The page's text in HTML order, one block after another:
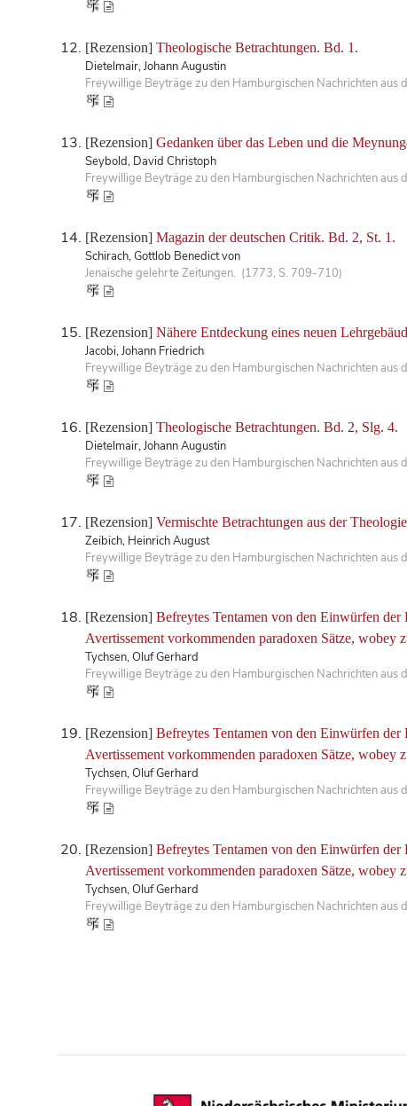
[Rezension] Theologische Betrachtungen. Bd. 1.
Dietelmair, Johann Augustin
Freywillige Beyträge zu den Hamburgischen Nachrichten
[Rezension] Gedanken über das Leben und die
Seybold, David Christoph
Freywillige Beyträge zu den Hamburgischen Nachrichten
[Rezension] Magazin der deutschen Critik. Bd. 2, St. 1.
Schirach, Gottlob Benedict von
Jenaische gelehrte Zeitungen. (1773, S. 709-710)
[Rezension] Nähere Entdeckung eines neuen
Jacobi, Johann Friedrich
Freywillige Beyträge zu den Hamburgischen Nachrichten
[Rezension] Theologische Betrachtungen. Bd. 2, Slg. 4.
Dietelmair, Johann Augustin
Freywillige Beyträge zu den Hamburgischen Nachrichten
[Rezension] Vermischte Betrachtungen aus der
Zeibich, Heinrich August
Freywillige Beyträge zu den Hamburgischen Nachrichten
[Rezension] Befreytes Tentamen von den Einwürfen
Avertissement vorkommenden paradoxen Sätze, wobey
Tychsen, Oluf Gerhard
Freywillige Beyträge zu den Hamburgischen Nachrichten
[Rezension] Befreytes Tentamen von den Einwürfen
Avertissement vorkommenden paradoxen Sätze, wobey
Tychsen, Oluf Gerhard
Freywillige Beyträge zu den Hamburgischen Nachrichten
[Rezension] Befreytes Tentamen von den Einwürfen
Avertissement vorkommenden paradoxen Sätze, wobey
Tychsen, Oluf Gerhard
Freywillige Beyträge zu den Hamburgischen Nachrichten